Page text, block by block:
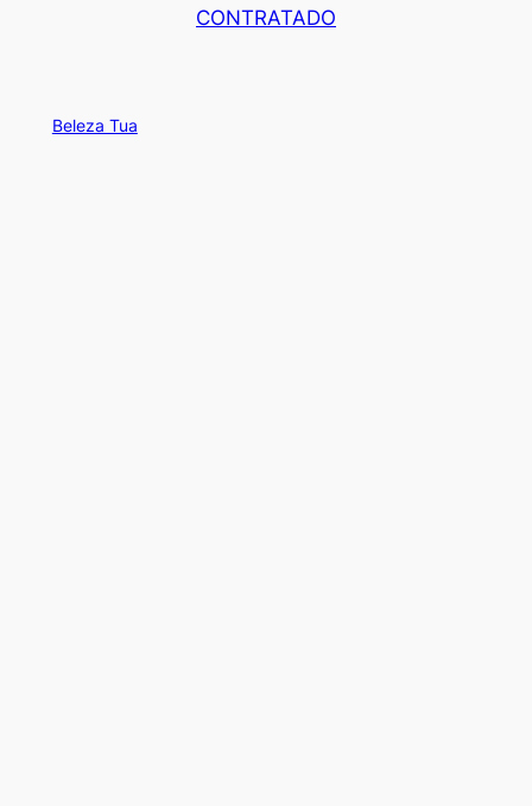
CONTRATADO
Beleza Tua